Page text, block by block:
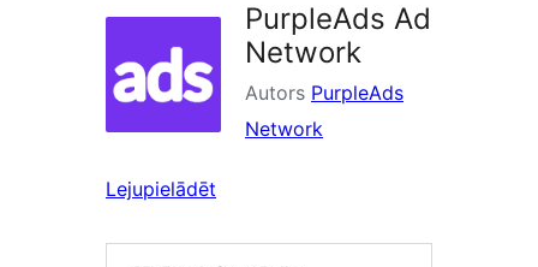
PurpleAds Ad
Network
Autors PurpleAds
Network
Lejupielādēt